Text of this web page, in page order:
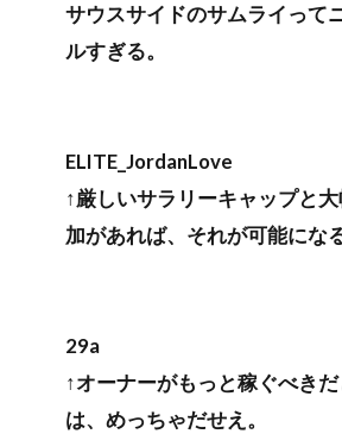
サウスサイドのサムライって
ルすぎる。
ELITE_JordanLove
↑厳しいサラリーキャップと
加があれば、それが可能にな
29a
↑オーナーがもっと稼ぐべき
は、めっちゃだせえ。